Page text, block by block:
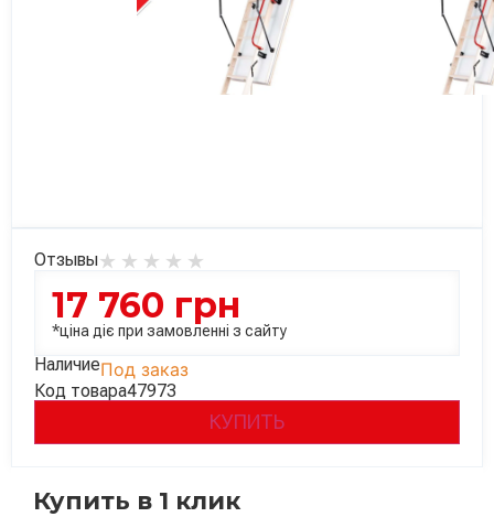
Отзывы
17 760 грн
*ціна діє при замовленні з сайту
НаличиеПод заказ
Код товара47973
КУПИТЬ
Купить в 1 клик